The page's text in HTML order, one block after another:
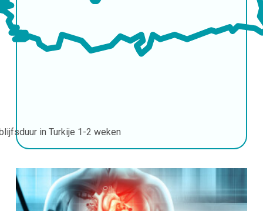
in Turkije 1-2 weken